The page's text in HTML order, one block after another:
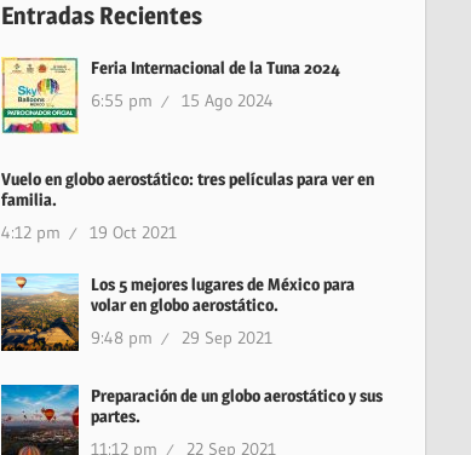
Entradas Recientes
Feria Internacional de la Tuna 2024
6:55 pm 15 Ago 2024
Vuelo en globo aerostático: tres películas para ver en
familia.
4:12 pm 19 Oct 2021
Los 5 mejores lugares de México para
volar en globo aerostático.
9:48 pm 29 Sep 2021
Preparación de un globo aerostático y sus
partes.
11:12 pm 22 Sep 2021